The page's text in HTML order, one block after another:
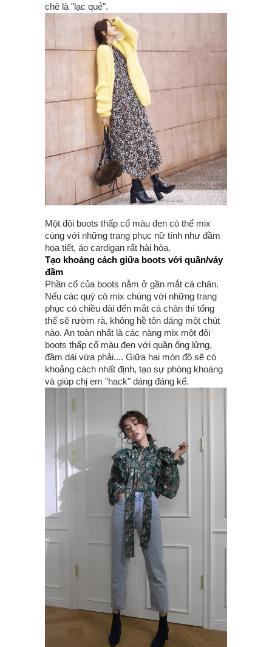
chê là "lạc quẻ".
Một đôi boots thấp cổ màu đen có thể mix
cùng với những trang phục nữ tính như đầm
họa tiết, áo cardigan rất hài hòa.
Tạo khoảng cách giữa boots với quần/váy
đầm
Phần cổ của boots nằm ở gần mắt cá chân.
Nếu các quý cô mix chúng với những trang
phục có chiều dài đến mắt cá chân thì tổng
thể sẽ rườm rà, không hề tôn dáng một chút
nào. An toàn nhất là các nàng mix một đôi
boots thấp cổ màu đen với quần ống lửng,
đầm dài vừa phải.... Giữa hai món đồ sẽ có
khoảng cách nhất định, tạo sự phóng khoáng
và giúp chị em "hack" dáng đáng kể.